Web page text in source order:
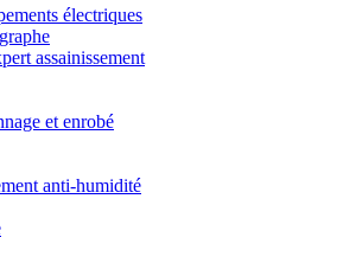
électriques
assainissement
et enrobé
anti-humidité